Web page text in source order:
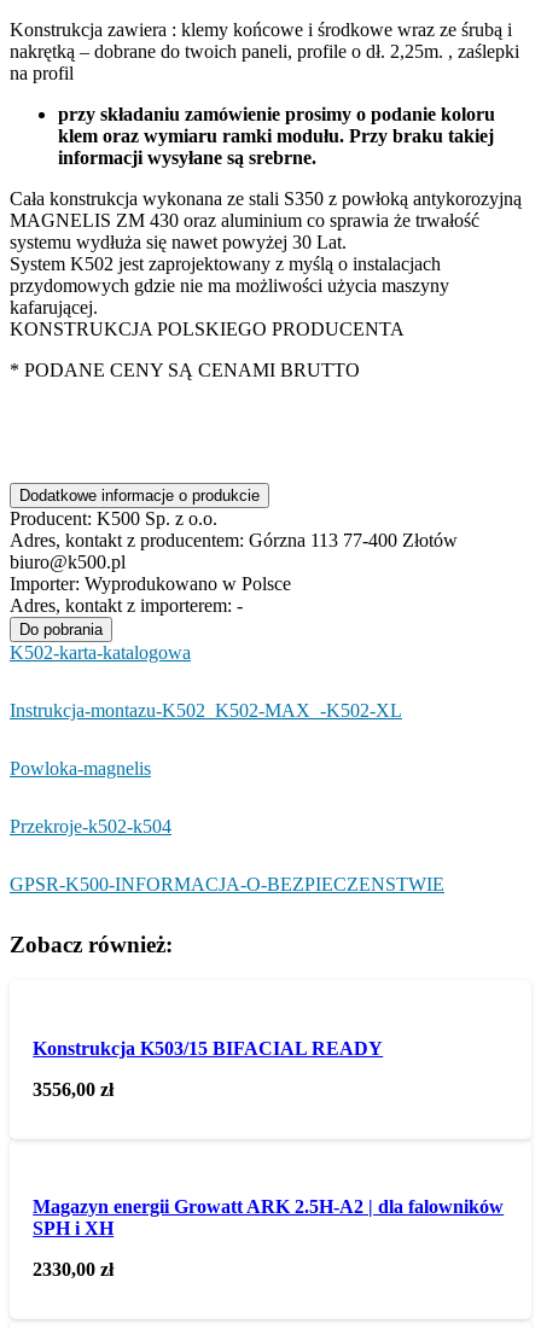
Konstrukcja zawiera : klemy końcowe i środkowe wraz ze śrubą i
nakrętką – dobrane do twoich paneli, profile o dł. 2,25m. , zaślepki
na profil
przy składaniu zamówienie prosimy o podanie koloru
klem oraz wymiaru ramki modułu. Przy braku takiej
informacji wysyłane są srebrne.
Cała konstrukcja wykonana ze stali S350 z powłoką antykorozyjną
MAGNELIS ZM 430 oraz aluminium co sprawia że trwałość
systemu wydłuża się nawet powyżej 30 Lat.
System K502 jest zaprojektowany z myślą o instalacjach
przydomowych gdzie nie ma możliwości użycia maszyny
kafarującej.
KONSTRUKCJA POLSKIEGO PRODUCENTA
* PODANE CENY SĄ CENAMI BRUTTO
Dodatkowe informacje o produkcie
Producent: K500 Sp. z o.o.
Adres, kontakt z producentem: Górzna 113 77-400 Złotów
biuro@k500.pl
Importer: Wyprodukowano w Polsce
Adres, kontakt z importerem: -
Do pobrania
K502-karta-katalogowa
Instrukcja-montazu-K502_K502-MAX_-K502-XL
Powloka-magnelis
Przekroje-k502-k504
GPSR-K500-INFORMACJA-O-BEZPIECZENSTWIE
Zobacz również:
Konstrukcja K503/15 BIFACIAL READY
3556,00zł
Magazyn energii Growatt ARK 2.5H-A2 | dla falowników
SPH i XH
2330,00zł